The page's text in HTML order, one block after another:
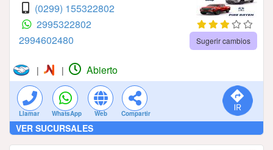
(0299) 155322802
2995322802
2994602480
Sugerir cambios
| | Abierto
Llamar WhatsApp Web Compartir
VER SUCURSALES